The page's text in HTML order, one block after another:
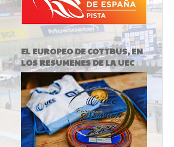
EL EUROPEO DE COTTBUS, EN
LOS RESUMENES DE LA UEC